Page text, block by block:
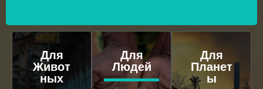
Для
Живот
ных
Для
Людей
Для
Планет
ы